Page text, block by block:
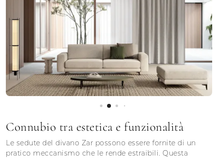
Connubio tra estetica e funzionalità
Le sedute del divano Zar possono essere fornite di un
pratico meccanismo che le rende estraibili. Questa